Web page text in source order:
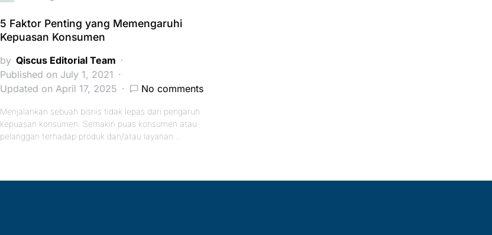
5 Faktor Penting yang Memengaruhi
Kepuasan Konsumen
by Qiscus Editorial Team
Published on July 1, 2021
Updated on April 17, 2025
No comments
Menjalankan sebuah bisnis tidak lepas dari pengaruh
kepuasan konsumen. Semakin puas konsumen atau
pelanggan terhadap produk dan/atau layanan…